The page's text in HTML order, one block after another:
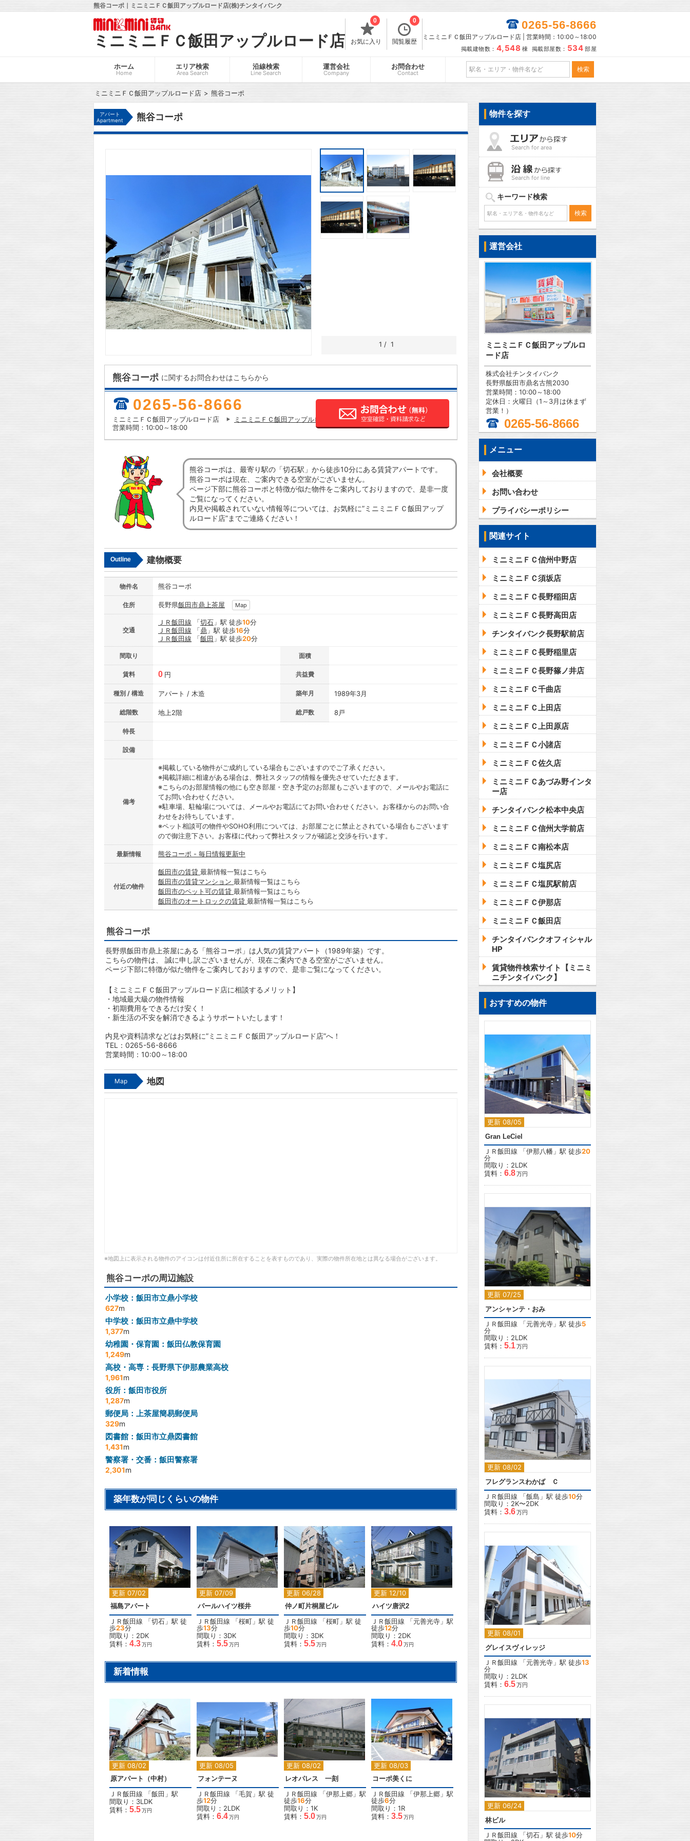
熊谷コーポ｜ミニミニＦＣ飯田アップルロード店(株)チンタイバンク
ミニミニＦＣ飯田アップルロード店 お気に入り
0
閲覧履歴
0 0265-56-8666
ミニミニＦＣ飯田アップルロード店 | 営業時間：10:00～18:00
掲載建物数： 4,548 棟 掲載部屋数： 534 部屋
ホーム
Home
エリア検索
Area Search
沿線検索
Line Search
運営会社
Company
お問合わせ
Contact
ミニミニＦＣ飯田アップルロード店 熊谷コーポ
アパート
Apartment
熊谷コーポ
1 / 1
熊谷コーポ に関するお問合わせはこちらから
0265-56-8666
ミニミニＦＣ飯田アップルロード店
ミニミニＦＣ飯田アップルロード店の店舗情報
営業時間：10:00～18:00
熊谷コーポは、最寄り駅の「切石駅」から徒歩10分にある賃貸アパートです。
熊谷コーポは現在、ご案内できる空室がございません。
ページ下部に熊谷コーポと特徴が似た物件をご案内しておりますので、是非一度
ご覧になってください。
内見や掲載されていない情報等については、お気軽に”ミニミニＦＣ飯田アップ
ルロード店”までご連絡ください！
Outline 建物概要
物件名 熊谷コーポ
住所 長野県飯田市鼎上茶屋 Map
交通
ＪＲ飯田線 「切石 」駅 徒歩10分
ＪＲ飯田線 「鼎 」駅 徒歩16分
ＪＲ飯田線 「飯田 」駅 徒歩20分
間取り 面積
賃料 0 円 共益費
種別 / 構造 アパート / 木造 築年月 1989年3月
総階数 地上2階 総戸数 8戸
特長
設備
備考
※掲載している物件がご成約している場合もございますのでご了承ください。
※掲載詳細に相違がある場合は、弊社スタッフの情報を優先させていただきます。
※こちらのお部屋情報の他にも空き部屋・空き予定のお部屋もございますので、メールやお電話に
てお問い合わせください。
※駐車場、駐輪場については、メールやお電話にてお問い合わせください。お客様からのお問い合
わせをお待ちしています。
※ペット相談可の物件やSOHO利用については、お部屋ごとに禁止とされている場合もございます
ので御注意下さい。お客様に代わって弊社スタッフが確認と交渉を行います。
最新情報 熊谷コーポ - 毎日情報更新中
付近の物件
飯田市の賃貸 最新情報一覧はこちら
飯田市の賃貸マンション 最新情報一覧はこちら
飯田市のペット可の賃貸 最新情報一覧はこちら
飯田市のオートロックの賃貸 最新情報一覧はこちら
熊谷コーポ
長野県飯田市鼎上茶屋にある「熊谷コーポ」は人気の賃貸アパート（1989年築）です。
こちらの物件は、 誠に申し訳ございませんが、現在ご案内できる空室がございません。
ページ下部に特徴が似た物件をご案内しておりますので、是非ご覧になってください。
【ミニミニＦＣ飯田アップルロード店に相談するメリット】
・地域最大級の物件情報
・初期費用をできるだけ安く！
・新生活の不安を解消できるようサポートいたします！
内見や資料請求などはお気軽に”ミニミニＦＣ飯田アップルロード店”へ！
TEL：0265-56-8666
営業時間：10:00～18:00
Map 地図
※地図上に表示される物件のアイコンは付近住所に所在することを表すものであり、実際の物件所在地とは異なる場合がございます。
熊谷コーポの周辺施設
小学校：飯田市立鼎小学校
627m
中学校：飯田市立鼎中学校
1,377m
幼稚園・保育園：飯田仏教保育園
1,249m
高校・高専：長野県下伊那農業高校
1,961m
役所：飯田市役所
1,287m
郵便局：上茶屋簡易郵便局
329m
図書館：飯田市立鼎図書館
1,431m
警察署・交番：飯田警察署
2,301m
築年数が同じくらいの物件
更新 07/02
2
福島アパート
ＪＲ飯田線 「切石 」駅 徒
歩23分
間取り：2DK
賃料： 4.3万円
更新 07/09
パールハイツ桜井
ＪＲ飯田線 「桜町 」駅 徒
歩13分
間取り：3DK
賃料： 5.5万円
更新 06/28
2
仲ノ町片桐屋ビル
ＪＲ飯田線 「桜町 」駅 徒
歩10分
間取り：3DK
賃料： 5.5万円
更新 12/10
2
ハイツ唐沢2
ＪＲ飯田線 「元善光寺 」駅
徒歩12分
間取り：2DK
賃料： 4.0万円
新着情報
更新 08/02
2
原アパート（中村）
ＪＲ飯田線 「飯田 」駅
間取り：3LDK
賃料： 5.5万円
更新 08/05
2
フォンテーヌ
ＪＲ飯田線 「毛賀 」駅 徒
歩12分
間取り：2LDK
賃料： 6.4万円
更新 08/02
2
レオパレス 一刻
ＪＲ飯田線 「伊那上郷 」駅
徒歩16分
間取り：1K
賃料： 5.0万円
更新 08/03
2
コーポ美くに
ＪＲ飯田線 「伊那上郷 」駅
徒歩6分
間取り：1R
賃料： 3.5万円
物件を探す
Search for area
Search for line
キーワード検索
運営会社
ミニミニＦＣ飯田アップルロ
ード店
株式会社チンタイバンク
長野県飯田市鼎名古熊2030
営業時間：10:00～18:00
定休日：火曜日（1～3月は休まず
営業！）
0265-56-8666
メニュー
会社概要
お問い合わせ
プライバシーポリシー
関連サイト
ミニミニＦＣ信州中野店
ミニミニＦＣ須坂店
ミニミニＦＣ長野稲田店
ミニミニＦＣ長野高田店
チンタイバンク長野駅前店
ミニミニＦＣ長野稲里店
ミニミニＦＣ長野篠ノ井店
ミニミニＦＣ千曲店
ミニミニＦＣ上田店
ミニミニＦＣ上田原店
ミニミニＦＣ小諸店
ミニミニＦＣ佐久店
ミニミニＦＣあづみ野インタ
ー店
チンタイバンク松本中央店
ミニミニＦＣ信州大学前店
ミニミニＦＣ南松本店
ミニミニＦＣ塩尻店
ミニミニＦＣ塩尻駅前店
ミニミニＦＣ伊那店
ミニミニＦＣ飯田店
チンタイバンクオフィシャル
HP
賃貸物件検索サイト【ミニミ
ニチンタイバンク】
おすすめの物件
更新 08/05
2
Gran LeCiel
ＪＲ飯田線 「伊那八幡 」駅 徒歩20
分
間取り：2LDK
賃料： 6.8万円
更新 07/25
2
アンシャンテ・おみ
ＪＲ飯田線 「元善光寺 」駅 徒歩5
分
間取り：2LDK
賃料： 5.1万円
更新 08/02
2
フレグランスわかば Ｃ
ＪＲ飯田線 「飯島 」駅 徒歩10分
間取り：2K〜2DK
賃料： 3.6万円
更新 08/01
2
グレイスヴィレッジ
ＪＲ飯田線 「元善光寺 」駅 徒歩13
分
間取り：2LDK
賃料： 6.5万円
更新 06/24
林ビル
ＪＲ飯田線 「切石 」駅 徒歩10分